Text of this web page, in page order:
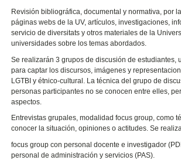
Revisión bibliográfica, documental y normativa, por
páginas webs de la UV, artículos, investigaciones,
servicio de diversitats y otros materiales de la
universidades sobre los temas abordados.
Se realizarán 3 grupos de discusión de estudiantes,
para captar los discursos, imágenes y
LGTBI y étnico-cultural. La técnica del grupo de
personas participantes no se conocen entre elles,
aspectos.
Entrevistas grupales, modalidad focus group, como
conocer la situación, opiniones o actitudes. Se
focus group con personal docente e investigador
personal de administración y servicios (PAS).